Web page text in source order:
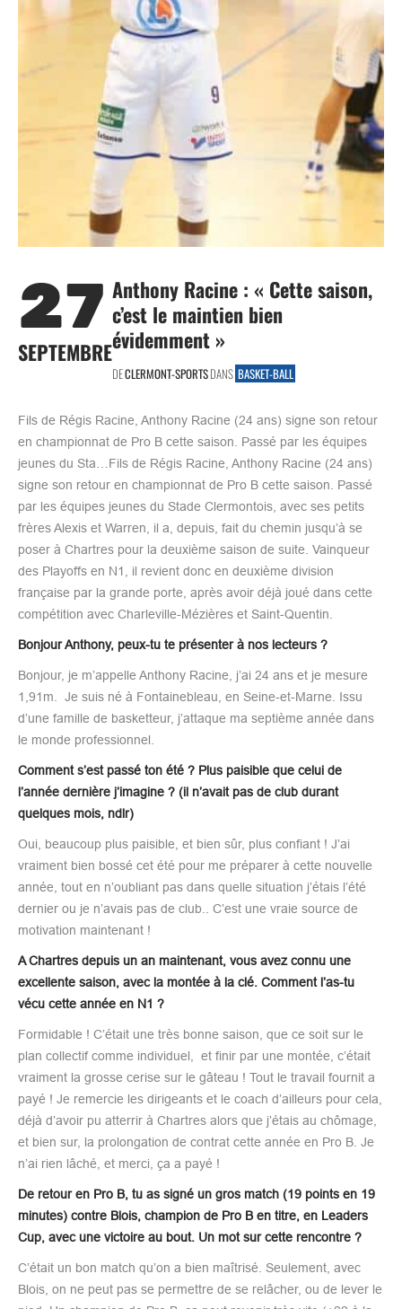
27
SEPTEMBRE
Anthony Racine : « Cette saison,
c’est le maintien bien
évidemment »
DECLERMONT-SPORTSDANS BASKET-BALL
Fils de Régis Racine, Anthony Racine (24 ans) signe son retour
en championnat de Pro B cette saison. Passé par les équipes
jeunes du Sta…Fils de Régis Racine, Anthony Racine (24 ans)
signe son retour en championnat de Pro B cette saison. Passé
par les équipes jeunes du Stade Clermontois, avec ses petits
frères Alexis et Warren, il a, depuis, fait du chemin jusqu’à se
poser à Chartres pour la deuxième saison de suite. Vainqueur
des Playoffs en N1, il revient donc en deuxième division
française par la grande porte, après avoir déjà joué dans cette
compétition avec Charleville-Mézières et Saint-Quentin.
Bonjour Anthony, peux-tu te présenter à nos lecteurs ?
Bonjour, je m’appelle Anthony Racine, j’ai 24 ans et je mesure
1,91m. Je suis né à Fontainebleau, en Seine-et-Marne. Issu
d’une famille de basketteur, j’attaque ma septième année dans
le monde professionnel.
Comment s’est passé ton été ? Plus paisible que celui de
l’année dernière j’imagine ? (il n’avait pas de club durant
quelques mois, ndlr)
Oui, beaucoup plus paisible, et bien sûr, plus confiant ! J’ai
vraiment bien bossé cet été pour me préparer à cette nouvelle
année, tout en n’oubliant pas dans quelle situation j’étais l’été
dernier ou je n’avais pas de club.. C’est une vraie source de
motivation maintenant !
A Chartres depuis un an maintenant, vous avez connu une
excellente saison, avec la montée à la clé. Comment l’as-tu
vécu cette année en N1 ?
Formidable ! C’était une très bonne saison, que ce soit sur le
plan collectif comme individuel, et finir par une montée, c’était
vraiment la grosse cerise sur le gâteau ! Tout le travail fournit a
payé ! Je remercie les dirigeants et le coach d’ailleurs pour cela,
déjà d’avoir pu atterrir à Chartres alors que j’étais au chômage,
et bien sur, la prolongation de contrat cette année en Pro B. Je
n’ai rien lâché, et merci, ça a payé !
De retour en Pro B, tu as signé un gros match (19 points en 19
minutes) contre Blois, champion de Pro B en titre, en Leaders
Cup, avec une victoire au bout. Un mot sur cette rencontre ?
C’était un bon match qu’on a bien maîtrisé. Seulement, avec
Blois, on ne peut pas se permettre de se relâcher, ou de lever le